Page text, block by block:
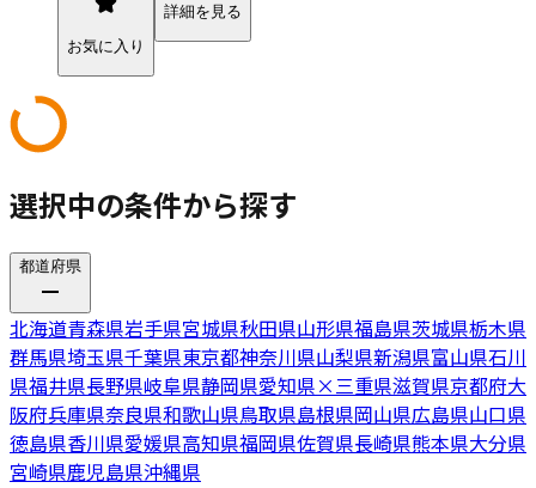
お気に入り
詳細を見る
選択中の条件から探す
都道府県
北海道青森県岩手県宮城県秋田県山形県福島県茨城県栃木県
群馬県埼玉県千葉県東京都神奈川県山梨県新潟県富山県石川
県福井県長野県岐阜県静岡県愛知県×三重県滋賀県京都府大
阪府兵庫県奈良県和歌山県鳥取県島根県岡山県広島県山口県
徳島県香川県愛媛県高知県福岡県佐賀県長崎県熊本県大分県
宮崎県鹿児島県沖縄県